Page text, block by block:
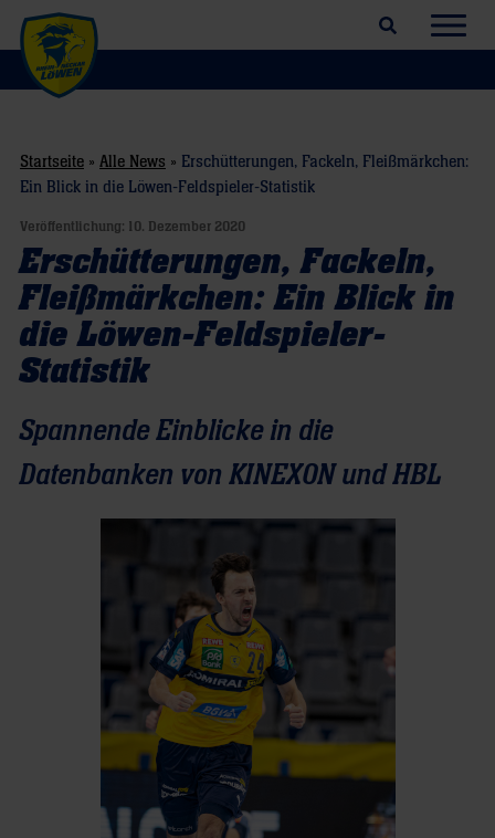
Suchfeld öffnen
Startseite » Alle News » Erschütterungen, Fackeln, Fleißmärkchen:
Ein Blick in die Löwen-Feldspieler-Statistik
Veröffentlichung: 10. Dezember 2020
Erschütterungen, Fackeln,
Fleißmärkchen: Ein Blick in
die Löwen-Feldspieler-
Statistik
Spannende Einblicke in die
Datenbanken von KINEXON und HBL